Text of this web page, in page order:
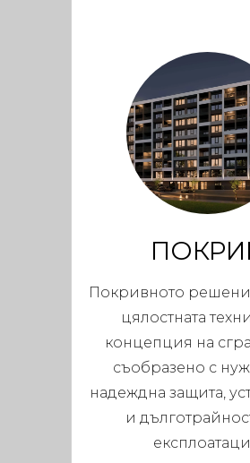
Покривното
цялостната
концепция на
съобразено с
надеждна защита,
и